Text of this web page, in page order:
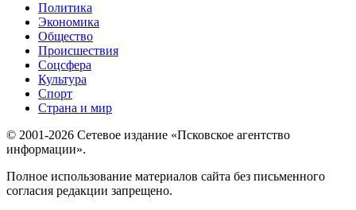
Политика
Экономика
Общество
Происшествия
Соцсфера
Культура
Спорт
Страна и мир
© 2001-2026 Сетевое издание «Псковское агентство
информации».
Полное использование материалов сайта без письменного
согласия редакции запрещено.